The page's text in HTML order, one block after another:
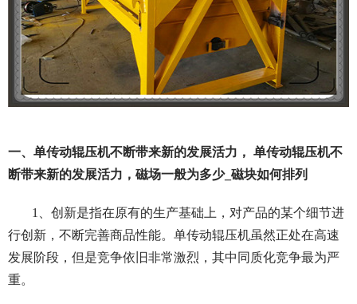
一、单传动辊压机不断带来新的发展活力， 单传动辊压机不
断带来新的发展活力，磁场一般为多少_磁块如何排列
1、创新是指在原有的生产基础上，对产品的某个细节进
行创新，不断完善商品性能。单传动辊压机虽然正处在高速
发展阶段，但是竞争依旧非常激烈，其中同质化竞争最为严
重。